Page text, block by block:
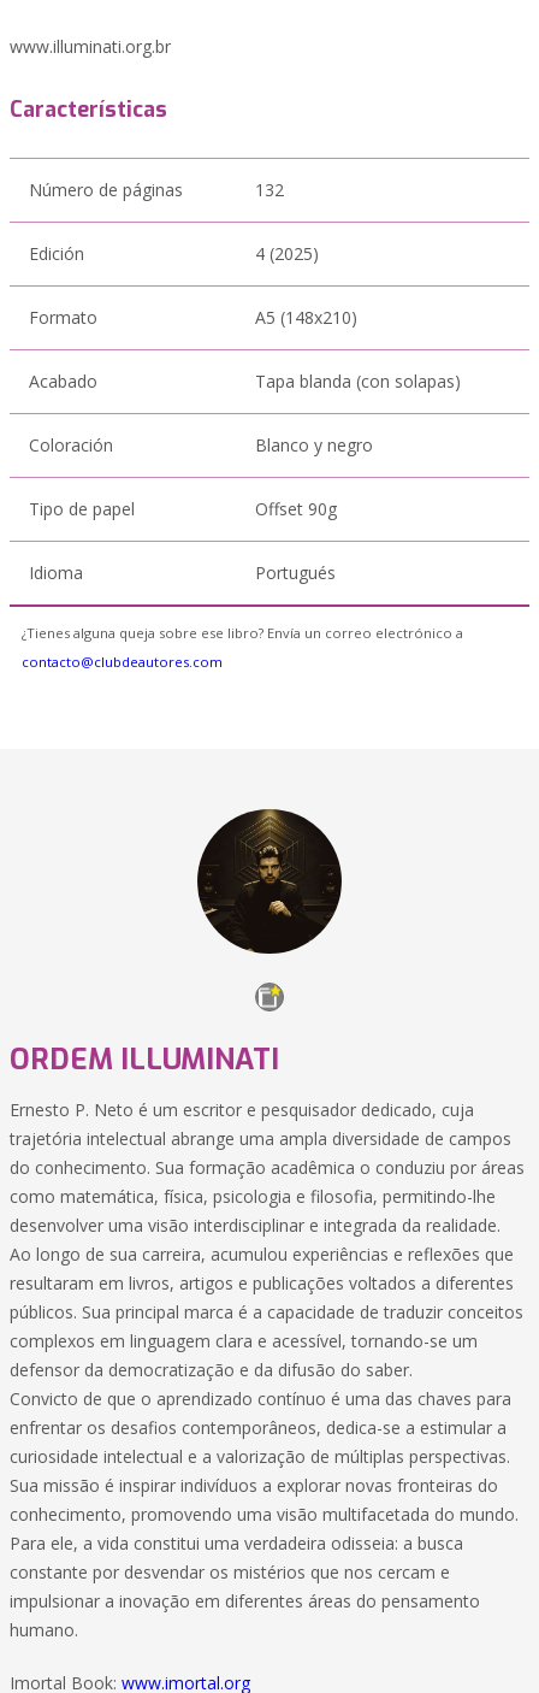
www.illuminati.org.br
Características
Número de páginas 132
Edición 4 (2025)
Formato A5 (148x210)
Acabado Tapa blanda (con solapas)
Coloración Blanco y negro
Tipo de papel Offset 90g
Idioma Portugués
¿Tienes alguna queja sobre ese libro? Envía un correo electrónico a
contacto@clubdeautores.com
ORDEM ILLUMINATI
Ernesto P. Neto é um escritor e pesquisador dedicado, cuja
trajetória intelectual abrange uma ampla diversidade de campos
do conhecimento. Sua formação acadêmica o conduziu por áreas
como matemática, física, psicologia e filosofia, permitindo-lhe
desenvolver uma visão interdisciplinar e integrada da realidade.
Ao longo de sua carreira, acumulou experiências e reflexões que
resultaram em livros, artigos e publicações voltados a diferentes
públicos. Sua principal marca é a capacidade de traduzir conceitos
complexos em linguagem clara e acessível, tornando-se um
defensor da democratização e da difusão do saber.
Convicto de que o aprendizado contínuo é uma das chaves para
enfrentar os desafios contemporâneos, dedica-se a estimular a
curiosidade intelectual e a valorização de múltiplas perspectivas.
Sua missão é inspirar indivíduos a explorar novas fronteiras do
conhecimento, promovendo uma visão multifacetada do mundo.
Para ele, a vida constitui uma verdadeira odisseia: a busca
constante por desvendar os mistérios que nos cercam e
impulsionar a inovação em diferentes áreas do pensamento
humano.
Imortal Book: www.imortal.org